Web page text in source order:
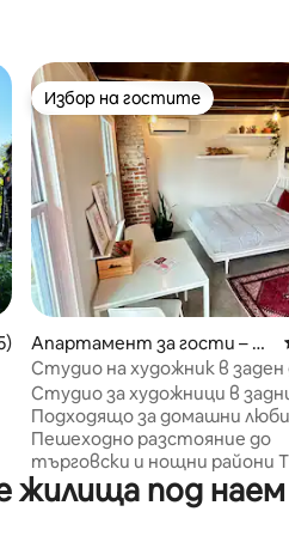
4,93 от 5, 215 отзива
Избор на гостите
Избор на гостите
Апартамент за гости – Ка
нзас Сити
Студио на художник в заден
близо до Плаза
Студио за художници в
Подходящо за домашни
Пешеходно разстояние до
търговски и нощни райони
и Westport. 200 квадратни
които живеят в тих заден
под